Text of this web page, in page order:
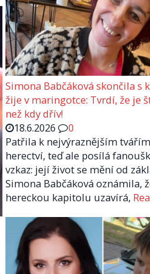
Simona Babčáková skončila s
žije v maringotce: Tvrdí, že je
než kdy dřív!
18.6.2026
0
Patřila k nejvýraznějším
herectví, teď ale posílá
vzkaz: její život se mění od
Simona Babčáková oznámila,
hereckou kapitolu uzavírá,